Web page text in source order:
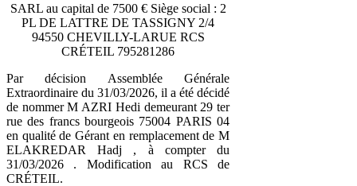
SARL au capital de 7500 € Siège social : 2
PL DE LATTRE DE TASSIGNY 2/4
94550 CHEVILLY-LARUE RCS
CRÉTEIL 795281286
Par décision Assemblée Générale
Extraordinaire du 31/03/2026, il a été décidé
de nommer M AZRI Hedi demeurant 29 ter
rue des francs bourgeois 75004 PARIS 04
en qualité de Gérant en remplacement de M
ELAKREDAR Hadj , à compter du
31/03/2026 . Modification au RCS de
CRÉTEIL.